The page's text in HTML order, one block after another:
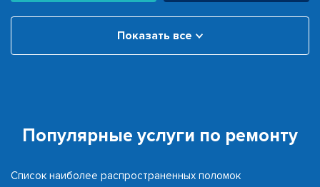
Показать все
Популярные услуги по ремонту
Список наиболее распространенных поломок